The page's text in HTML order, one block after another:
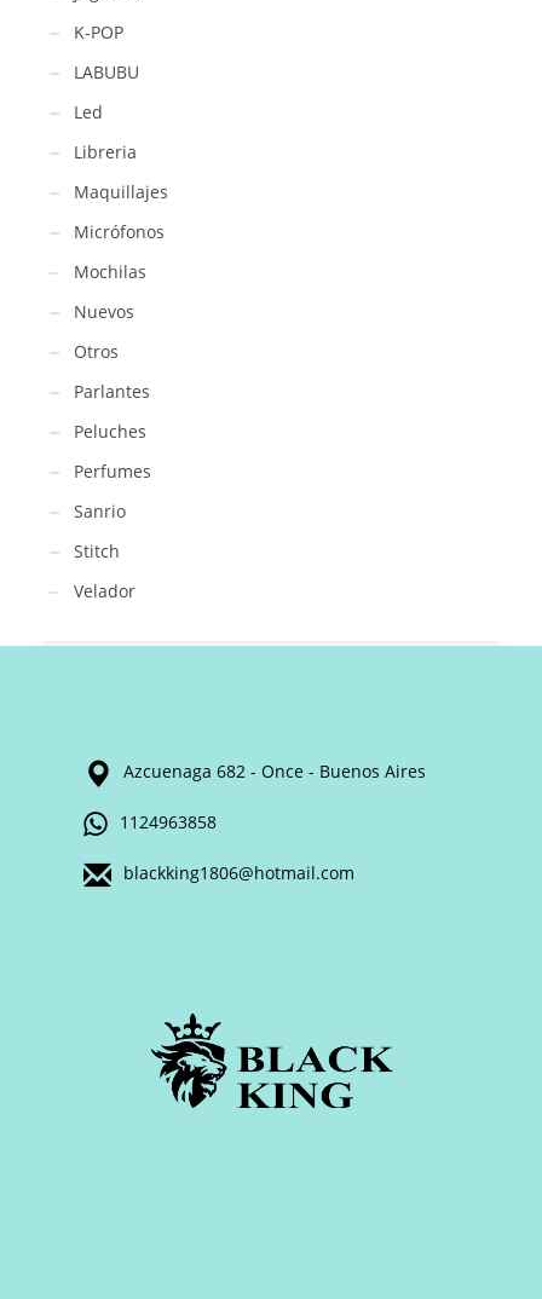
K-POP
LABUBU
Led
Libreria
Maquillajes
Micrófonos
Mochilas
Nuevos
Otros
Parlantes
Peluches
Perfumes
Sanrio
Stitch
Velador
Azcuenaga 682 - Once - Buenos Aires
1124963858
blackking1806@hotmail.com